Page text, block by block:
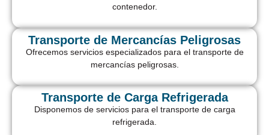
contenedor.
Transporte de Mercancías Peligrosas
Ofrecemos servicios especializados para el transporte de
mercancías peligrosas.
Transporte de Carga Refrigerada
Disponemos de servicios para el transporte de carga
refrigerada.